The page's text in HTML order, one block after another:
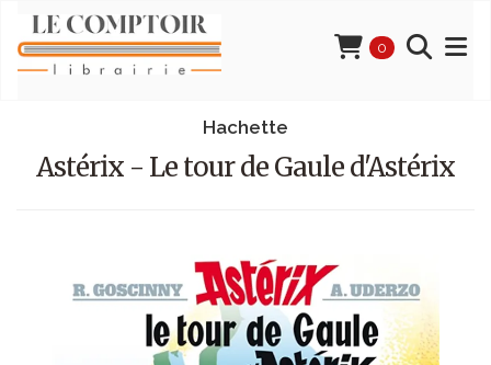
0
Hachette
Astérix - Le tour de Gaule d'Astérix